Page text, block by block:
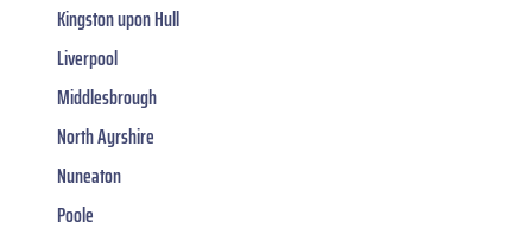
Kingston upon Hull
Liverpool
Middlesbrough
North Ayrshire
Nuneaton
Poole